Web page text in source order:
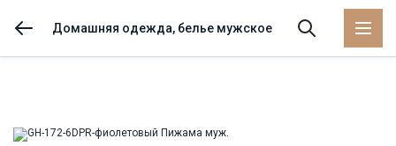
Домашняя одежда, белье мужское